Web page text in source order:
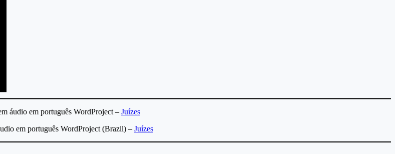
áudio em português WordProject – Juízes
em português WordProject (Brazil) – Juízes